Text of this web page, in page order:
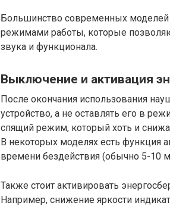
Большинство современных
режимами работы, которые
звука и функционала.
Выключение и активация
После окончания использования
устройство, а не оставлять его в
спящий режим, который хоть и
В некоторых моделях есть функция
времени бездействия (обычно 5-10
Также стоит активировать
Например, снижение яркости